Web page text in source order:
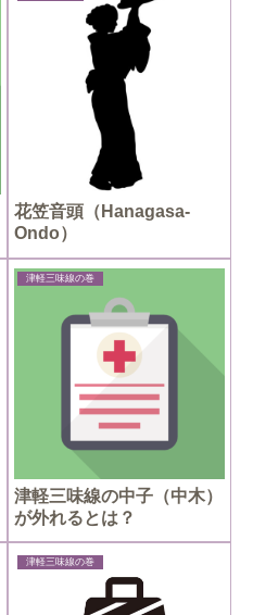
花笠音頭（Hanagasa-
Ondo）
津軽三味線の巻
津軽三味線の中子（中木）
が外れるとは？
津軽三味線の巻